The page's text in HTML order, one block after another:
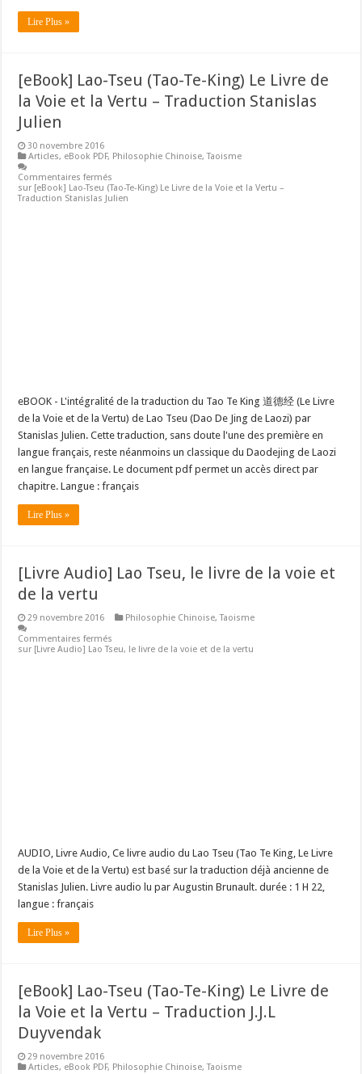
Lire Plus »
[eBook] Lao-Tseu (Tao-Te-King) Le Livre de
la Voie et la Vertu – Traduction Stanislas
Julien
30 novembre 2016
Articles, eBook PDF, Philosophie Chinoise,Taoisme
Commentaires fermés
sur [eBook] Lao-Tseu (Tao-Te-King) Le Livre de la Voie et la Vertu –
Traduction Stanislas Julien
eBOOK - L'intégralité de la traduction du Tao Te King 道德经 (Le Livre
de la Voie et de la Vertu) de Lao Tseu (Dao De Jing de Laozi) par
Stanislas Julien. Cette traduction, sans doute l'une des première en
langue français, reste néanmoins un classique du Daodejing de Laozi
en langue française. Le document pdf permet un accès direct par
chapitre. Langue : français
Lire Plus »
[Livre Audio] Lao Tseu, le livre de la voie et
de la vertu
29 novembre 2016 Philosophie Chinoise,Taoisme
Commentaires fermés
sur [Livre Audio] Lao Tseu, le livre de la voie et de la vertu
AUDIO, Livre Audio, Ce livre audio du Lao Tseu (Tao Te King, Le Livre
de la Voie et de la Vertu) est basé sur la traduction déjà ancienne de
Stanislas Julien. Livre audio lu par Augustin Brunault. durée : 1 H 22,
langue : français
Lire Plus »
[eBook] Lao-Tseu (Tao-Te-King) Le Livre de
la Voie et la Vertu – Traduction J.J.L
Duyvendak
29 novembre 2016
Articles, eBook PDF, Philosophie Chinoise,Taoisme